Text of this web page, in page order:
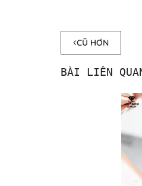
CŨ HƠN
BÀI LIÊN